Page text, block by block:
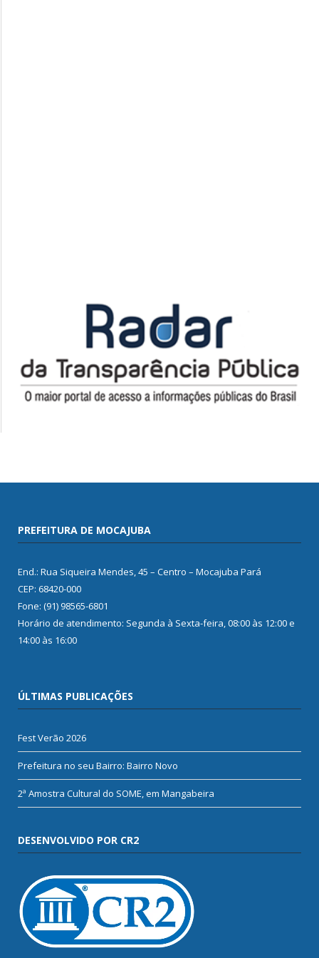
PREFEITURA DE MOCAJUBA
End.: Rua Siqueira Mendes, 45 – Centro – Mocajuba Pará
CEP: 68420-000
Fone: (91) 98565-6801
Horário de atendimento: Segunda à Sexta-feira, 08:00 às 12:00 e
14:00 às 16:00
ÚLTIMAS PUBLICAÇÕES
Fest Verão 2026
Prefeitura no seu Bairro: Bairro Novo
2ª Amostra Cultural do SOME, em Mangabeira
DESENVOLVIDO POR CR2